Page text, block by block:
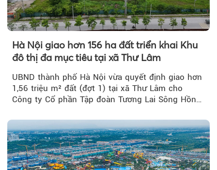
Hà Nội giao hơn 156 ha đất triển khai Khu
đô thị đa mục tiêu tại xã Thư Lâm
UBND thành phố Hà Nội vừa quyết định giao hơn
1,56 triệu m² đất (đợt 1) tại xã Thư Lâm cho
Công ty Cổ phần Tập đoàn Tương Lai Sông Hồng